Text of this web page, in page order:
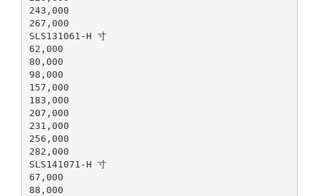
243,000
267,000
SLS131061-H 寸
62,000
80,000
98,000
157,000
183,000
207,000
231,000
256,000
282,000
SLS141071-H 寸
67,000
88,000